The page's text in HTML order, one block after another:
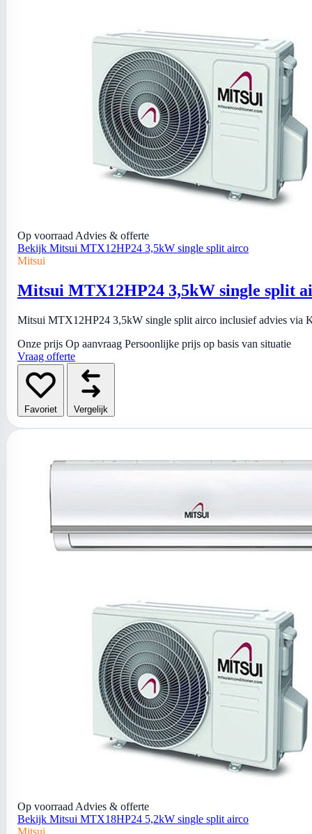
Op voorraad Advies & offerte
Bekijk Mitsui MTX12HP24 3,5kW single split airco
Mitsui
Mitsui MTX12HP24 3,5kW single split
Mitsui MTX12HP24 3,5kW single split airco inclusief advies via
Onze prijs Op aanvraag Persoonlijke prijs op basis van situatie
Vraag offerte
Favoriet Vergelijk
Op voorraad Advies & offerte
Bekijk Mitsui MTX18HP24 5,2kW single split airco
Mitsui